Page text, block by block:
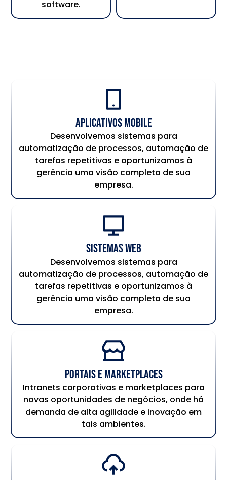
software.
Aplicativos Mobile
Desenvolvemos sistemas para
automatização de processos, automação de
tarefas repetitivas e oportunizamos à
gerência uma visão completa de sua
empresa.
Sistemas Web
Desenvolvemos sistemas para
automatização de processos, automação de
tarefas repetitivas e oportunizamos à
gerência uma visão completa de sua
empresa.
Portais e Marketplaces
Intranets corporativas e marketplaces para
novas oportunidades de negócios, onde há
demanda de alta agilidade e inovação em
tais ambientes.